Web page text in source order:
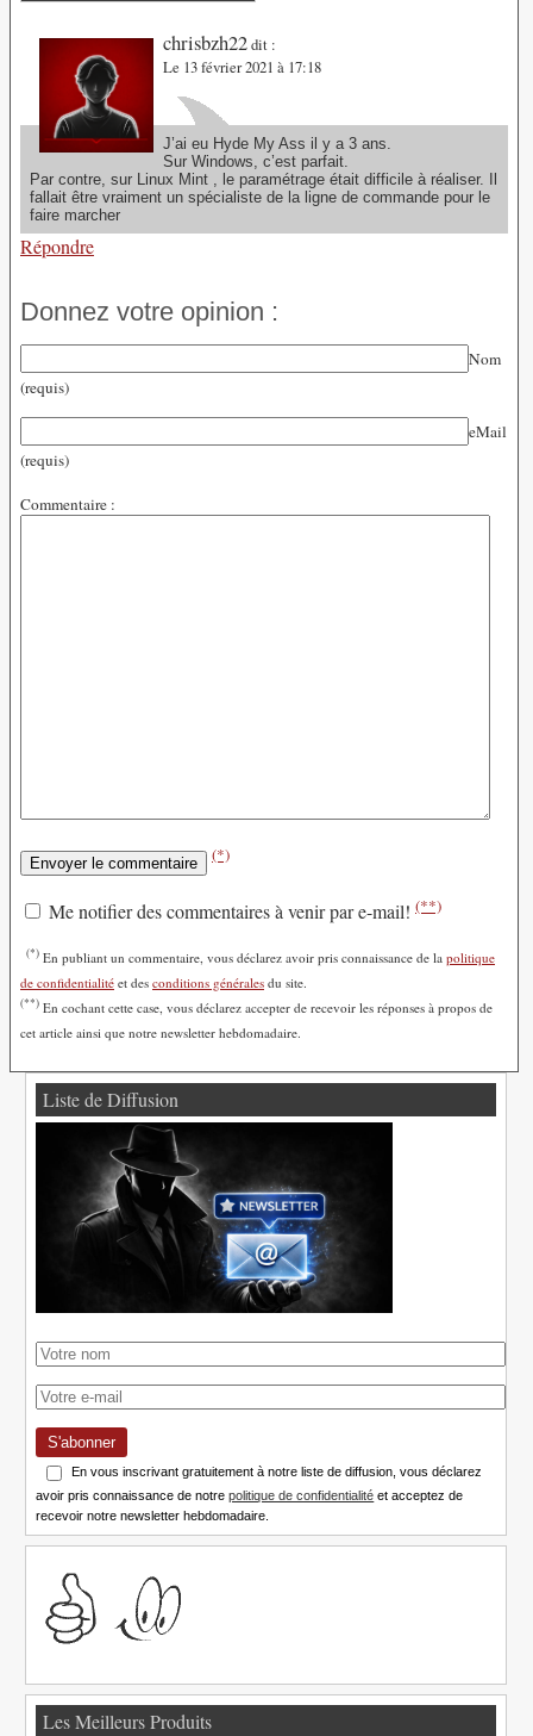
chrisbzh22dit :
Le 13 février 2021 à 17:18
J’ai eu Hyde My Ass il y a 3 ans.
Sur Windows, c’est parfait.
Par contre, sur Linux Mint , le paramétrage était difficile à réaliser. Il
fallait être vraiment un spécialiste de la ligne de commande pour le
faire marcher
Répondre
Donnez votre opinion :
Nom
(requis)
eMail
(requis)
Commentaire :
(*)
Me notifier des commentaires à venir par e-mail! (**)
(*) En publiant un commentaire, vous déclarez avoir pris connaissance de la politique
de confidentialité et des conditions générales du site.
(**) En cochant cette case, vous déclarez accepter de recevoir les réponses à propos de
cet article ainsi que notre newsletter hebdomadaire.
Liste de Diffusion
S'abonner
En vous inscrivant gratuitement à notre liste de diffusion, vous déclarez
avoir pris connaissance de notrepolitique de confidentialité et acceptez de
recevoir notre newsletter hebdomadaire.
Les Meilleurs Produits